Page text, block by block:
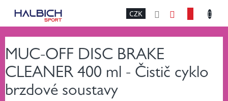
CZK
KOŠÍK
MUC-OFF DISC BRAKE
CLEANER 400 ml - Čistič cyklo
brzdové soustavy